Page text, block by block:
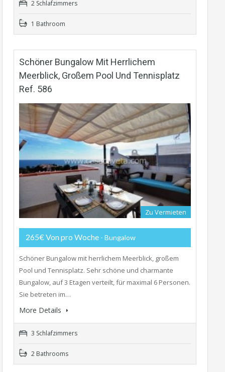
2 Schlafzimmers
1 Bathroom
Schöner Bungalow Mit Herrlichem
Meerblick, Großem Pool Und Tennisplatz
Ref. 586
Zu Vermieten
265€ Von pro Woche - Bungalow
Schöner Bungalow mit herrlichem Meerblick, großem
Pool und Tennisplatz. Sehr schöne und charmante
Bungalow, auf 3 Etagen verteilt, für maximal 6 Personen.
Sie betreten im…
More Details
3 Schlafzimmers
2 Bathrooms